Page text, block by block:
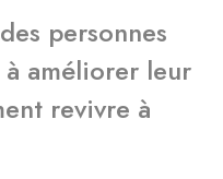
personnes
à améliorer leur
revivre à